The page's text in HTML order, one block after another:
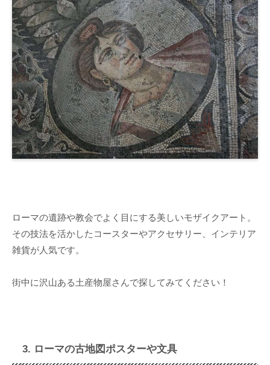
ローマの遺跡や教会でよく目にする美しいモザイクアート。
その技法を活かしたコースターやアクセサリー、インテリア
雑貨が人気です。
街中に沢山ある土産物屋さんで探してみてください！
3. ローマの古地図ポスターや文具